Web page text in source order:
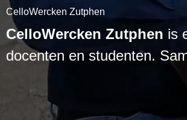
CelloWercken Zutphen
CelloWercken Zutphen is
docenten en studenten.